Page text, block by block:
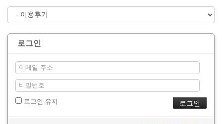
로그인
로그인 유지